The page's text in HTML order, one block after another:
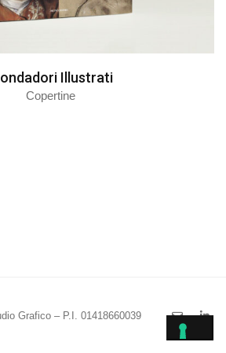
Illustrati
Copertine
Grafico – P.I. 01418660039